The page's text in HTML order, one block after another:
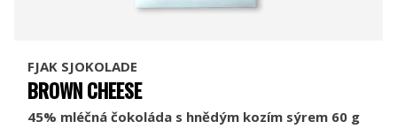
FJAK SJOKOLADE
BROWN CHEESE
45% mléčná čokoláda s hnědým kozím sýrem 60 g